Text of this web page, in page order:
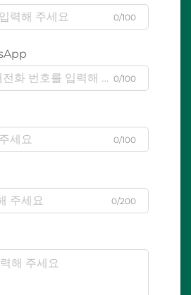
0/100
0/100
0/100
0/200